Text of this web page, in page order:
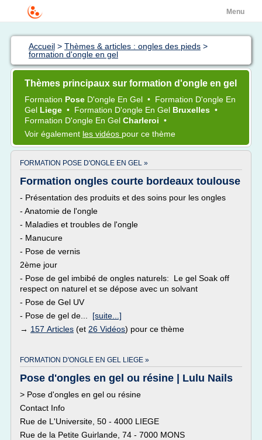
Menu
Accueil > Thèmes & articles : ongles des pieds >
formation d'ongle en gel
Thèmes principaux sur formation d'ongle en gel
Formation Pose D'ongle En Gel • Formation D'ongle En
Gel Liege • Formation D'ongle En Gel Bruxelles •
Formation D'ongle En Gel Charleroi •
Voir également les vidéos pour ce thème
FORMATION POSE D'ONGLE EN GEL »
Formation ongles courte bordeaux toulouse
- Présentation des produits et des soins pour les ongles
- Anatomie de l'ongle
- Maladies et troubles de l'ongle
- Manucure
- Pose de vernis
2ème jour
- Pose de gel imbibé de ongles naturels: Le gel Soak off
respect on naturel et se dépose avec un solvant
- Pose de Gel UV
- Pose de gel de... [suite...]
→ 157 Articles (et 26 Vidéos) pour ce thème
FORMATION D'ONGLE EN GEL LIEGE »
Pose d'ongles en gel ou résine | Lulu Nails
> Pose d'ongles en gel ou résine
Contact Info
Rue de L'Universite, 50 - 4000 LIEGE
Rue de la Petite Guirlande, 74 - 7000 MONS